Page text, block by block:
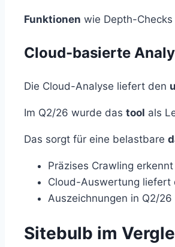
Funktionen wie Depth-
Cloud-basierte
Die Cloud-Analyse liefert den
Im Q2/26 wurde das tool als
Das sorgt für eine belastbare
Präzises Crawling
Cloud-Auswertung liefert
Auszeichnungen in Q2/
Sitebulb im